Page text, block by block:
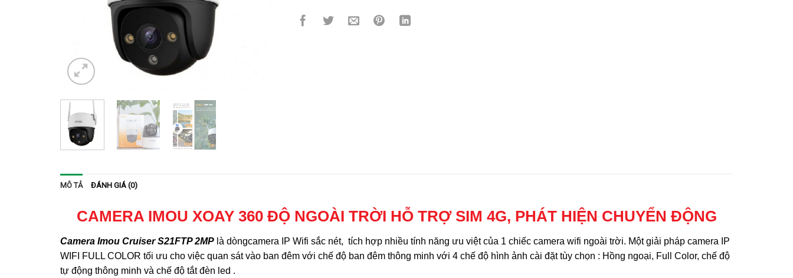
MÔ TẢ ĐÁNH GIÁ (0)
CAMERA IMOU XOAY 360 ĐỘ NGOÀI TRỜI HỖ TRỢ SIM 4G, PHÁT HIỆN CHUYỂN ĐỘNG
Camera Imou Cruiser S21FTP 2MP là dòngcamera IP Wifi sắc nét, tích hợp nhiều tính năng ưu việt của 1 chiếc camera wifi ngoài trời. Một giải pháp camera IP
WIFI FULL COLOR tối ưu cho việc quan sát vào ban đêm với chế độ ban đêm thông minh với 4 chế độ hình ảnh cài đặt tùy chọn : Hồng ngoại, Full Color, chế độ
tự động thông minh và chế độ tắt đèn led .